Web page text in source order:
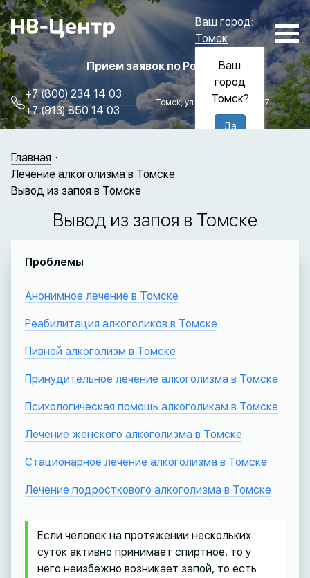
Ваш город:
Томск
Ваш
город
Томск?
Да
Прием заявок по России
+7 (800) 234 14 03
+7 (913) 850 14 03
Томск, ул. Пролетарская, 57
Главная
Лечение алкоголизма в Томске
Вывод из запоя в Томске
Вывод из запоя в Томске
Если человек на протяжении нескольких
суток активно принимает спиртное, то у
него неизбежно возникает запой, то есть
Проблемы
Анонимное лечение в Томске
Реабилитация алкоголиков в Томске
Пивной алкоголизм в Томске
Принудительное лечение алкоголизма в Томске
Психологическая помощь алкоголикам в Томске
Лечение женского алкоголизма в Томске
Стационарное лечение алкоголизма в Томске
Лечение подросткового алкоголизма в Томске